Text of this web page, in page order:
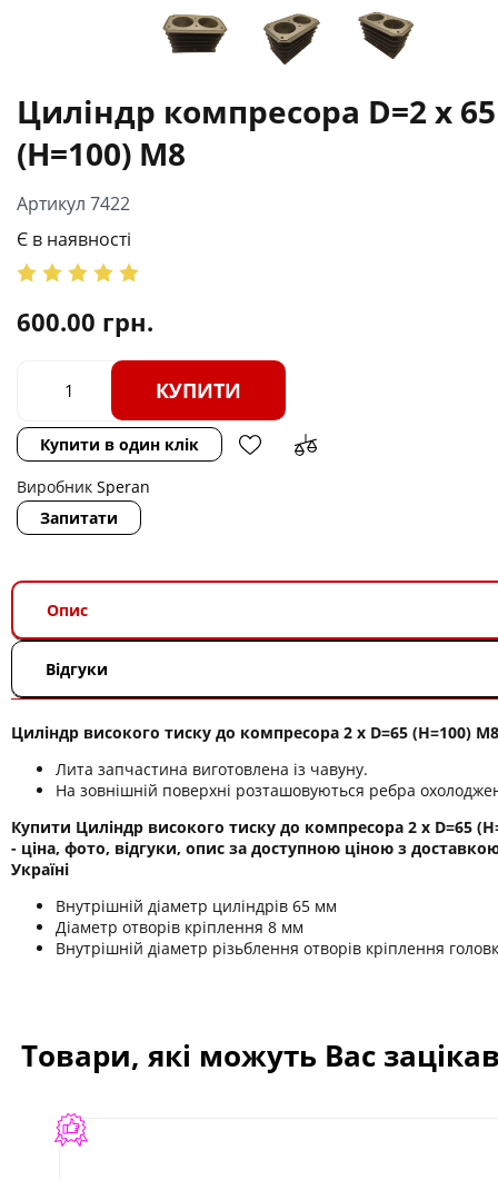
Циліндр компресора D=2 x 65
(H=100) M8
Артикул 7422
Є в наявності
600.00 грн.
КУПИТИ
Купити в один клік
Виробник Speran
Запитати
Опис
Відгуки
Циліндр високого тиску до компресора 2 х D=65 (H=100) M8
Лита запчастина виготовлена ​​із чавуну.
На зовнішній поверхні розташовуються ребра
Купити Циліндр високого тиску до компресора 2 х D=65
- ціна, фото, відгуки, опис за доступною ціною з
Україні
Внутрішній діаметр циліндрів 65 мм
Діаметр отворів кріплення 8 мм
Внутрішній діаметр різьблення отворів кріплення
Товари, які можуть Вас